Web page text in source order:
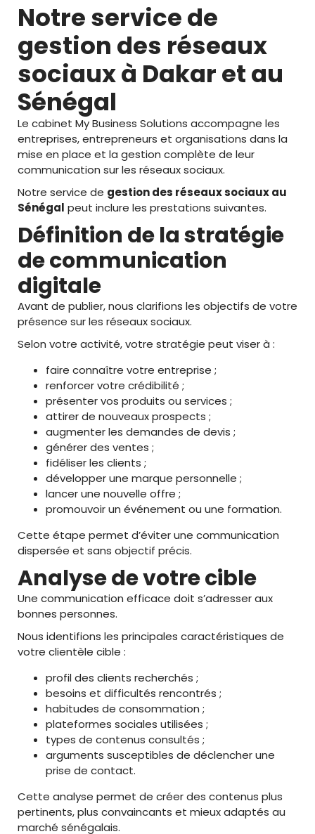
Notre service de
gestion des réseaux
sociaux à Dakar et au
Sénégal
Le cabinet My Business Solutions accompagne les
entreprises, entrepreneurs et organisations dans la
mise en place et la gestion complète de leur
communication sur les réseaux sociaux.
Notre service de gestion des réseaux sociaux au
Sénégal peut inclure les prestations suivantes.
Définition de la stratégie
de communication
digitale
Avant de publier, nous clarifions les objectifs de votre
présence sur les réseaux sociaux.
Selon votre activité, votre stratégie peut viser à :
faire connaître votre entreprise ;
renforcer votre crédibilité ;
présenter vos produits ou services ;
attirer de nouveaux prospects ;
augmenter les demandes de devis ;
générer des ventes ;
fidéliser les clients ;
développer une marque personnelle ;
lancer une nouvelle offre ;
promouvoir un événement ou une formation.
Cette étape permet d’éviter une communication
dispersée et sans objectif précis.
Analyse de votre cible
Une communication efficace doit s’adresser aux
bonnes personnes.
Nous identifions les principales caractéristiques de
votre clientèle cible :
profil des clients recherchés ;
besoins et difficultés rencontrés ;
habitudes de consommation ;
plateformes sociales utilisées ;
types de contenus consultés ;
arguments susceptibles de déclencher une
prise de contact.
Cette analyse permet de créer des contenus plus
pertinents, plus convaincants et mieux adaptés au
marché sénégalais.